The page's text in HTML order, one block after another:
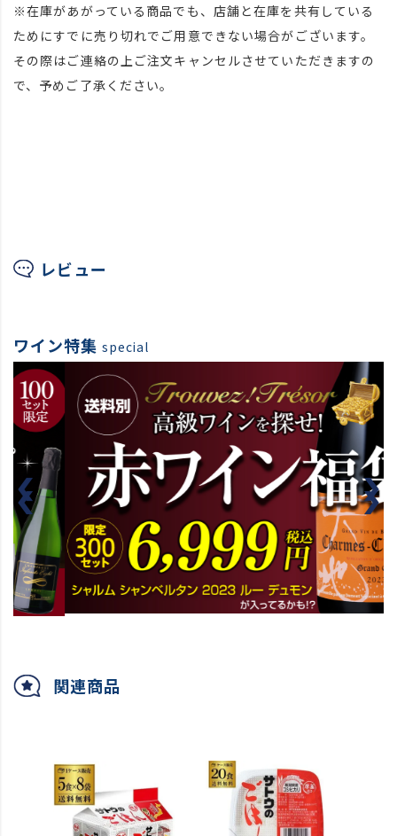
※在庫があがっている商品でも、店舗と在庫を共有している
ためにすでに売り切れでご用意できない場合がございます。
その際はご連絡の上ご注文キャンセルさせていただきますの
で、予めご了承ください。
レビュー
ワイン特集 special
関連商品